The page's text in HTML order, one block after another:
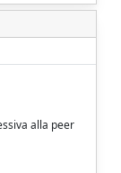
alla peer